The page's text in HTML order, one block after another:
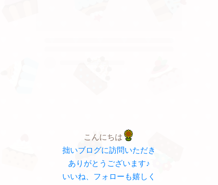
こんにちは
拙いブログに訪問いただき
ありがとうございます♪
いいね、フォローも嬉しく